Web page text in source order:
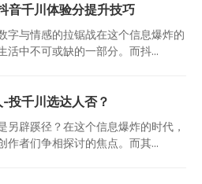
音千川体验分提升技巧
字与情感的拉锯战在这个信息爆炸的
活中不可或缺的一部分。而抖...
投千川选达人否？
辟蹊径？在这个信息爆炸的时代，
作者们争相探讨的焦点。而其...